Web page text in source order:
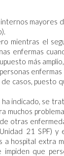
mayores
mientras el
enfermas
más
enfermas
casos, puesto
indicado, se
muchos
otras
21 SPF) y
a hospital extra
que